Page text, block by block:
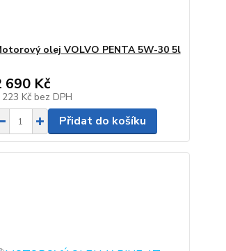
olej VOLVO PENTA 5W-30 5l
690 Kč
223 Kč bez DPH
Přidat do košíku